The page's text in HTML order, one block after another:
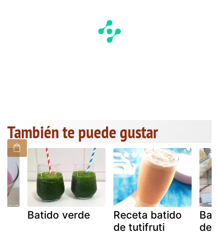
También te puede gustar
Batido verde
Receta batido
de tutifruti
de